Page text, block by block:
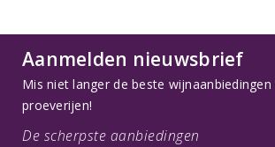
Aanmelden nieuwsbrief
Mis niet langer de beste
proeverijen!
De scherpste aanbiedingen